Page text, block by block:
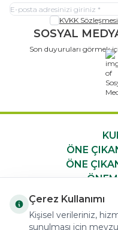
KVKK
SOSYAL
Son duyuruları görmek
ÖNE
ÖNE
Çerez Kullanımı
Kişisel verileriniz,
sunulması için